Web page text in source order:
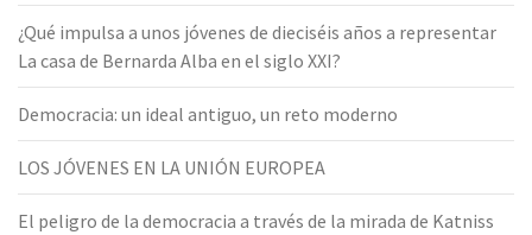
¿Qué impulsa a unos jóvenes de dieciséis años a representar
La casa de Bernarda Alba en el siglo XXI?
Democracia: un ideal antiguo, un reto moderno
LOS JÓVENES EN LA UNIÓN EUROPEA
El peligro de la democracia a través de la mirada de Katniss